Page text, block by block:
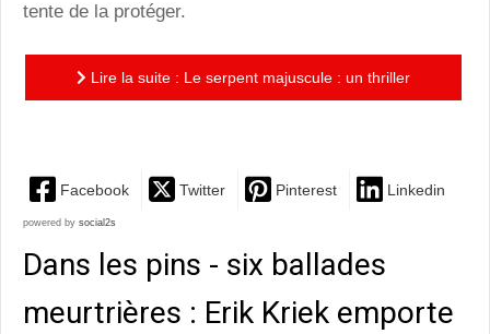
tente de la protéger.
Lire la suite : Le serpent majuscule : un thriller
Facebook Twitter Pinterest Linkedin
powered by social2s
Dans les pins - six ballades
meurtrières : Erik Kriek emporte